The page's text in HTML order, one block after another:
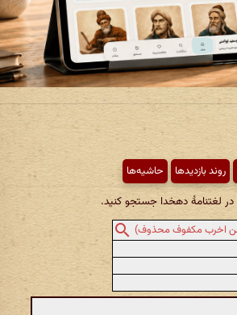
روند بازدیدها حاشیه‌ها
لغتنامهٔ دهخدا جستجو کنید.
اخرب مکفوف محذوف)